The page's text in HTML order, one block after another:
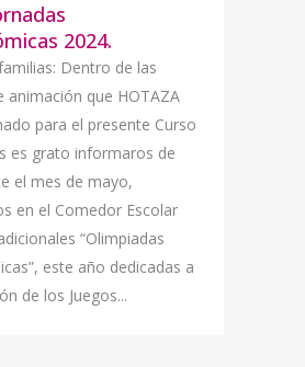
2024.
Dentro de las
animación que HOTAZA
para el presente Curso
es grato informaros de
el mes de mayo,
en el Comedor Escolar
“Olimpiadas
este año dedicadas a
de los Juegos...